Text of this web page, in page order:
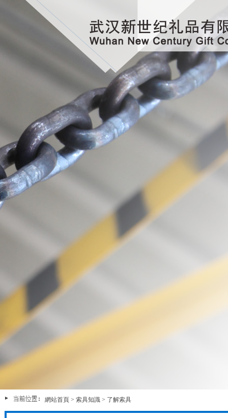
網站首頁 > 索具知識 > 了解索具